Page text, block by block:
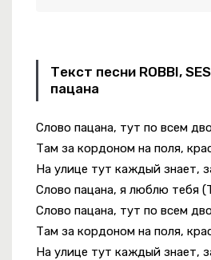
Текст песни ROBBI,
пацана
Слово пацана, тут по всем
Там за кордоном на поля,
На улице тут каждый знает,
Слово пацана, я люблю тебя
Слово пацана, тут по всем
Там за кордоном на поля,
На улице тут каждый знает,
Поддержки
Только Лишь Для Нас